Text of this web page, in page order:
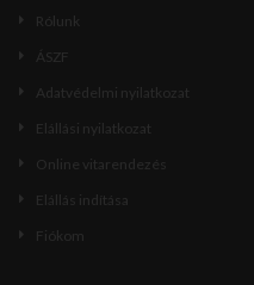
Rólunk
ÁSZF
Adatvédelmi nyilatkozat
Elállási nyilatkozat
Online vitarendezés
Elállás indítása
Fiókom